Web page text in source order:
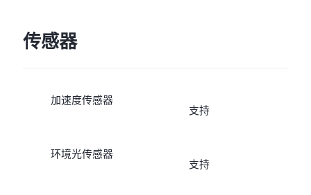
传感器
加速度传感器
支持
环境光传感器
支持